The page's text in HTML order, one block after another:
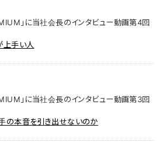
」に当社会長のインタビュー動画第4回
上手い人
」に当社会長のインタビュー動画第3回
の本音を引き出せないのか